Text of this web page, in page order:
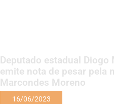
Deputado estadual Diogo
emite nota de pesar pela
Marcondes Moreno
16/06/2023